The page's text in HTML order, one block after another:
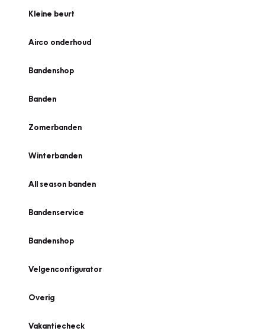
Kleine beurt
Airco onderhoud
Bandenshop
Banden
Zomerbanden
Winterbanden
All season banden
Bandenservice
Bandenshop
Velgenconfigurator
Overig
Vakantiecheck